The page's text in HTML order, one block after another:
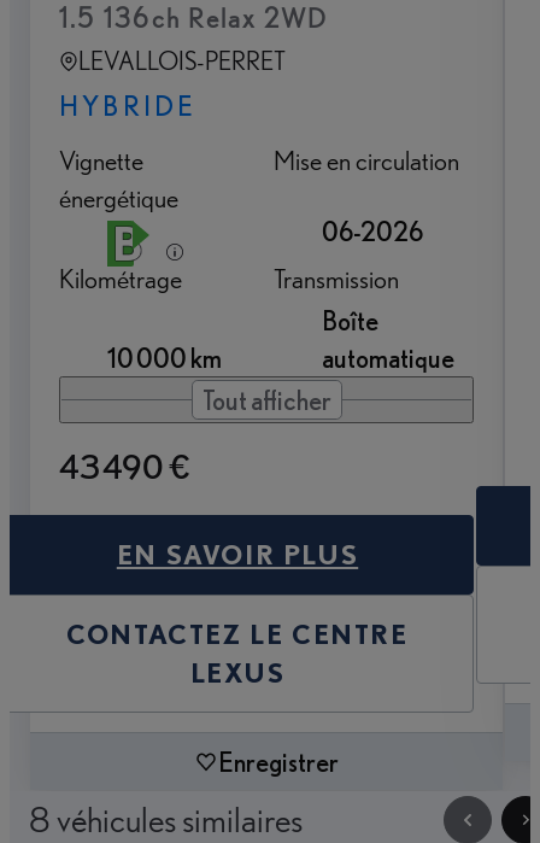
1.5 136ch Relax 2WD
LEVALLOIS-PERRET
HYBRIDE
Vignette
énergétique
Mise en circulation
06-2026
Kilométrage
10 000 km
Transmission
Boîte
automatique
Tout afficher
43 490 €
EN SAVOIR PLUS
CONTACTEZ LE CENTRE
LEXUS
Enregistrer
8 véhicules similaires